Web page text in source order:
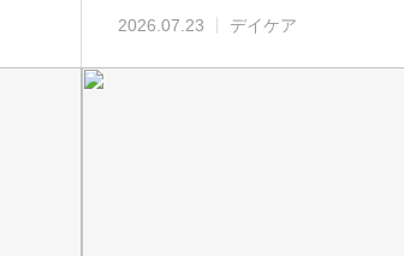
2026.07.23 デイケア